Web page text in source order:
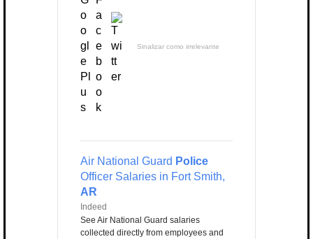
Sinalizar como irrelevante
Air National Guard Police
Officer Salaries in Fort Smith,
AR
Indeed
See Air National Guard salaries
collected directly from employees and